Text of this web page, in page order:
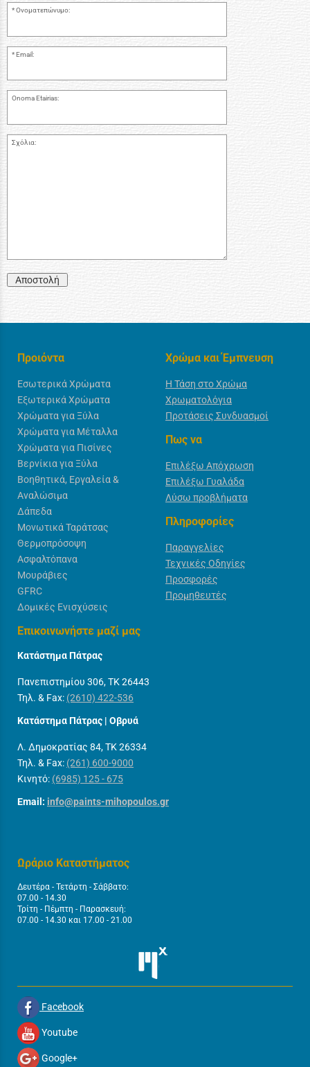
Ονοματεπώνυμο:
Email:
Onoma Etairias:
Σχόλια:
Αποστολή
Προιόντα
Εσωτερικά Χρώματα
Εξωτερικά Χρώματα
Χρώματα για Ξύλα
Χρώματα για Μέταλλα
Χρώματα για Πισίνες
Βερνίκια για Ξύλα
Βοηθητικά, Εργαλεία &
Αναλώσιμα
Δάπεδα
Μονωτικά Ταράτσας
Θερμοπρόσοψη
Ασφαλτόπανα
Μουράβιες
GFRC
Δομικές Ενισχύσεις
Χρώμα και Έμπνευση
Η Τάση στο Χρώμα
Χρωματολόγια
Προτάσεις Συνδυασμοί
Πως να
Επιλέξω Απόχρωση
Επιλέξω Γυαλάδα
Λύσω προβλήματα
Πληροφορίες
Παραγγελίες
Τεχνικές Οδηγίες
Προσφορές
Προμηθευτές
Επικοινωνήστε μαζί μας
Κατάστημα Πάτρας
Πανεπιστημίου 306, ΤΚ 26443
Τηλ. & Fax: (2610) 422-536
Κατάστημα Πάτρας | Οβρυά
Λ. Δημοκρατίας 84, ΤΚ 26334
Τηλ. & Fax: (261) 600-9000
Κινητό: (6985) 125 - 675
Email: info@paints-mihopoulos.gr
Ωράριο Καταστήματος
Δευτέρα - Τετάρτη - Σάββατο:
07.00 - 14.30
Τρίτη - Πέμπτη - Παρασκευή:
07.00 - 14.30 και 17.00 - 21.00
Facebook
Youtube
Google+